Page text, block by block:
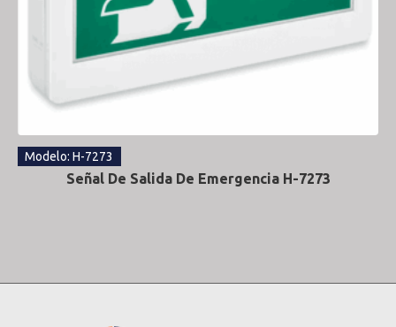
Modelo: H-7273
Señal De Salida De Emergencia H-7273